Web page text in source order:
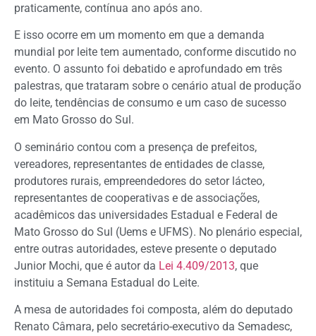
praticamente, contínua ano após ano.
E isso ocorre em um momento em que a demanda
mundial por leite tem aumentado, conforme discutido no
evento. O assunto foi debatido e aprofundado em três
palestras, que trataram sobre o cenário atual de produção
do leite, tendências de consumo e um caso de sucesso
em Mato Grosso do Sul.
O seminário contou com a presença de prefeitos,
vereadores, representantes de entidades de classe,
produtores rurais, empreendedores do setor lácteo,
representantes de cooperativas e de associações,
acadêmicos das universidades Estadual e Federal de
Mato Grosso do Sul (Uems e UFMS). No plenário especial,
entre outras autoridades, esteve presente o deputado
Junior Mochi, que é autor da Lei 4.409/2013, que
instituiu a Semana Estadual do Leite.
A mesa de autoridades foi composta, além do deputado
Renato Câmara, pelo secretário-executivo da Semadesc,